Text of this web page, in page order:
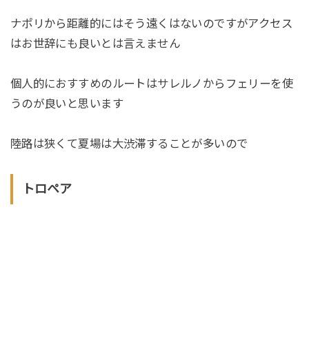
ナポリから距離的にはそう遠くはないのですがアクセス
はお世辞にも良いとは言えません
個人的におすすめのルートはサレルノからフェリーを使
うのが良いと思います
陸路は狭くて夏場は大渋滞することが多いので
トロペア